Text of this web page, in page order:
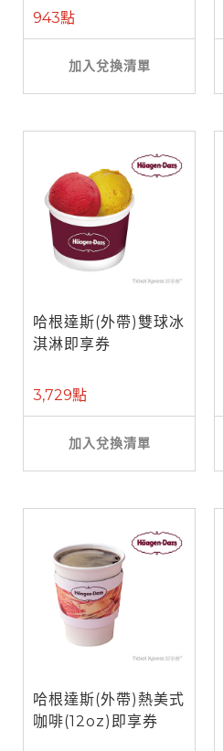
943點
加入兌換清單
哈根達斯(外帶)雙球冰
淇淋即享券
3,729點
加入兌換清單
哈根達斯(外帶)熱美式
咖啡(12oz)即享券